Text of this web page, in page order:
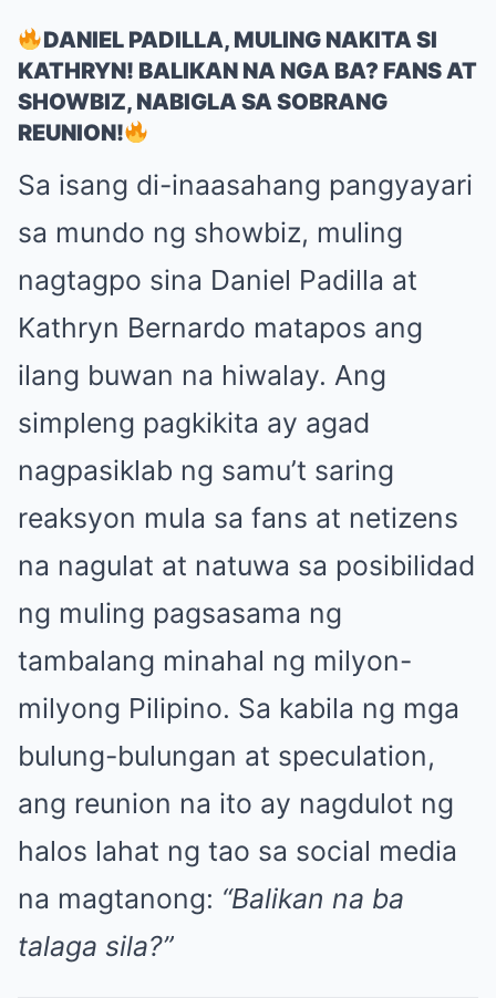
DANIEL PADILLA, MULING NAKITA SI
KATHRYN! BALIKAN NA NGA BA? FANS AT
SHOWBIZ, NABIGLA SA SOBRANG
REUNION!
Sa isang di-inaasahang pangyayari
sa mundo ng showbiz, muling
nagtagpo sina Daniel Padilla at
Kathryn Bernardo matapos ang
ilang buwan na hiwalay. Ang
simpleng pagkikita ay agad
nagpasiklab ng samu’t saring
reaksyon mula sa fans at netizens
na nagulat at natuwa sa posibilidad
ng muling pagsasama ng
tambalang minahal ng milyon-
milyong Pilipino. Sa kabila ng mga
bulung-bulungan at speculation,
ang reunion na ito ay nagdulot ng
halos lahat ng tao sa social media
na magtanong: “Balikan na ba
talaga sila?”